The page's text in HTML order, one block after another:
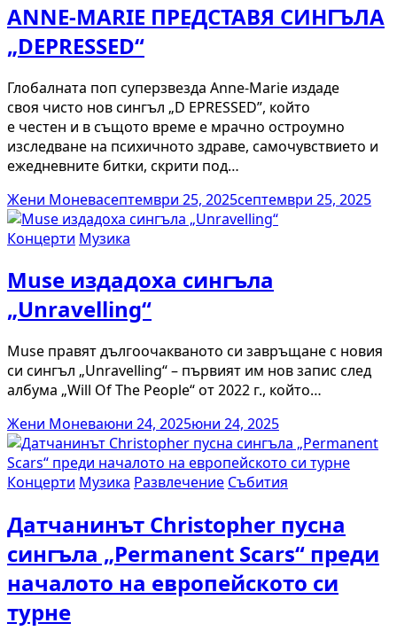
ANNE-MARIE ПРЕДСТАВЯ СИНГЪЛА
„DEPRESSED“
Глобалната поп суперзвезда Anne-Marie издаде
своя чисто нов сингъл „D EPRESSED”, който
е честен и в същото време е мрачно остроумно
изследване на психичното здраве, самочувствието и
ежедневните битки, скрити под…
Жени Моневасептември 25, 2025септември 25, 2025
Концерти Музика
Muse издадоха сингъла
„Unravelling“
Muse правят дългоочакваното си завръщане с новия
си сингъл „Unravelling“ – първият им нов запис след
албума „Will Of The People“ от 2022 г., който…
Жени Моневаюни 24, 2025юни 24, 2025
Концерти Музика Развлечение Събития
Датчанинът Christopher пусна
сингъла „Permanent Scars“ преди
началото на европейското си
турне